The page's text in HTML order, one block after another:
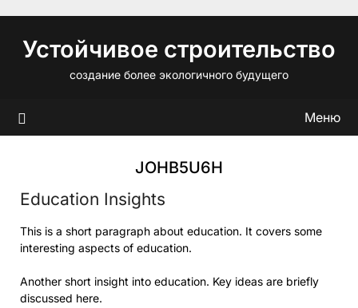
содержимому
Устойчивое строительство
создание более экологичного будущего
Меню
JOHB5U6H
Education Insights
This is a short paragraph about education. It covers some
interesting aspects of education.
Another short insight into education. Key ideas are briefly
discussed here.